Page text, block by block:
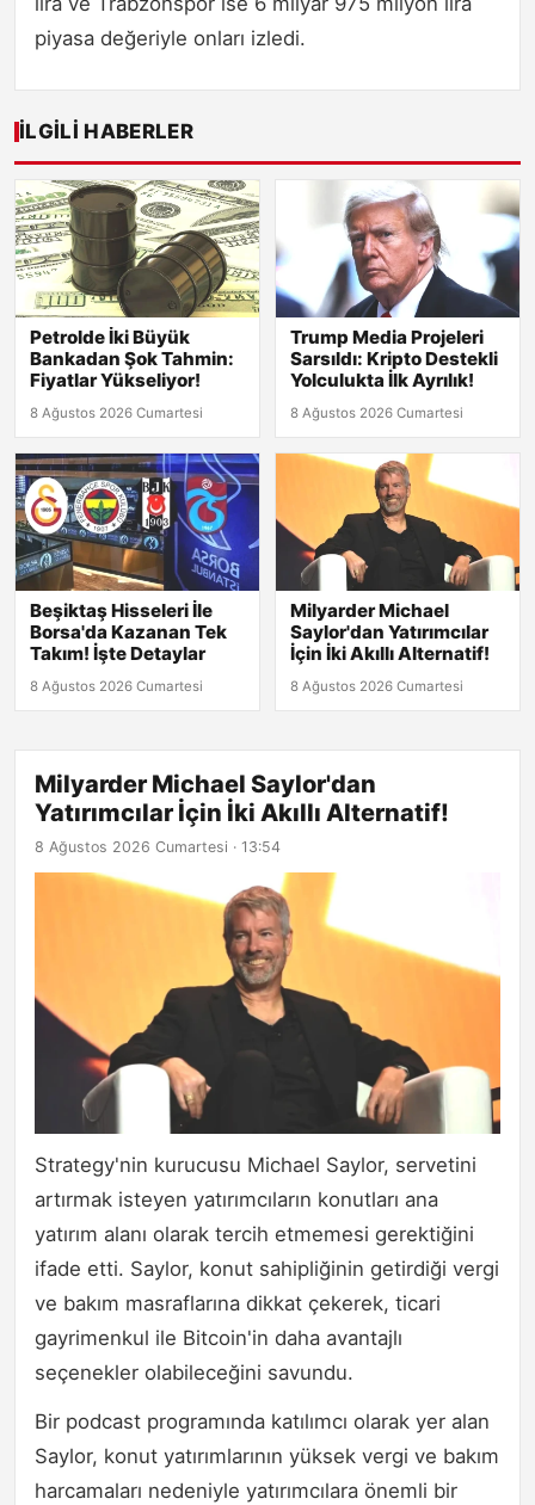
piyasa değeriyle onları izledi.
İLGILI HABERLER
Petrolde İki Büyük
Bankadan Şok Tahmin:
Fiyatlar Yükseliyor!
8 Ağustos 2026 Cumartesi
Trump Media Projeleri
Sarsıldı: Kripto Destekli
Yolculukta İlk Ayrılık!
8 Ağustos 2026 Cumartesi
Beşiktaş Hisseleri İle
Borsa'da Kazanan Tek
Takım! İşte Detaylar
8 Ağustos 2026 Cumartesi
Milyarder Michael
Saylor'dan Yatırımcılar
İçin İki Akıllı Alternatif!
8 Ağustos 2026 Cumartesi
Milyarder Michael Saylor'dan
Yatırımcılar İçin İki Akıllı Alternatif!
8 Ağustos 2026 Cumartesi · 13:54
Strategy'nin kurucusu Michael Saylor, servetini
artırmak isteyen yatırımcıların konutları ana
yatırım alanı olarak tercih etmemesi gerektiğini
ifade etti. Saylor, konut sahipliğinin getirdiği vergi
ve bakım masraflarına dikkat çekerek, ticari
gayrimenkul ile Bitcoin'in daha avantajlı
seçenekler olabileceğini savundu.
Bir podcast programında katılımcı olarak yer alan
Saylor, konut yatırımlarının yüksek vergi ve bakım
harcamaları nedeniyle yatırımcılara önemli bir